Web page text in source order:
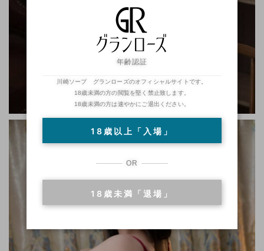
年齢認証
川崎ソープ グランローズのオフィシャルサイトです。
18歳未満の方の閲覧を堅く禁止致します。
18歳未満の方は速やかにご退出ください。
18歳以上「入場」
OR
18歳未満「退場」